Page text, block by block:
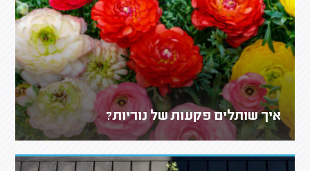
איך שותלים פקעות של נוריות?